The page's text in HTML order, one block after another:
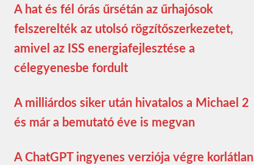
A hat és fél órás űrsétán az űrhajósok
felszerelték az utolsó rögzítőszerkezetet,
amivel az ISS energiafejlesztése a
célegyenesbe fordult
A milliárdos siker után hivatalos a Michael 2
és már a bemutató éve is megvan
A ChatGPT ingyenes verziója végre korlátlan